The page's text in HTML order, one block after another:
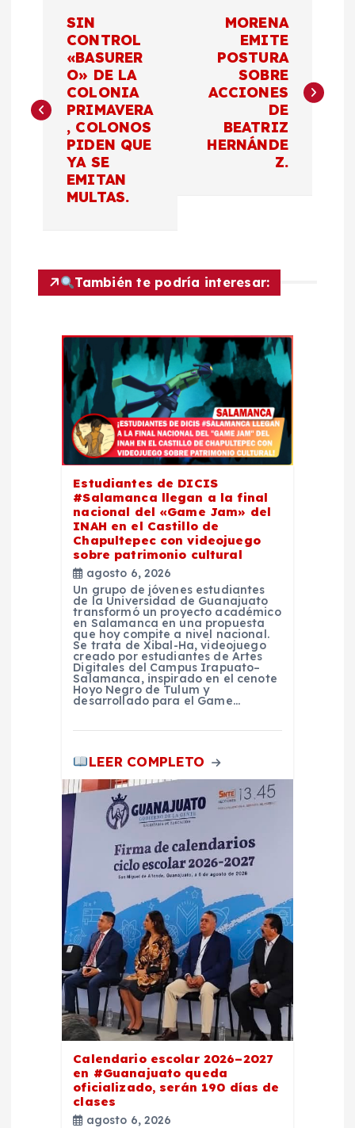
e
SIN
CONTROL
«BASURER
O» DE LA
COLONIA
PRIMAVERA
, COLONOS
PIDEN QUE
YA SE
EMITAN
MULTAS.
MORENA
EMITE
POSTURA
SOBRE
ACCIONES
DE
BEATRIZ
HERNÁNDE
Z.
También te podría interesar:
Estudiantes de DICIS
#Salamanca llegan a la final
nacional del «Game Jam» del
INAH en el Castillo de
Chapultepec con videojuego
sobre patrimonio cultural
agosto 6, 2026
Un grupo de jóvenes estudiantes
de la Universidad de Guanajuato
transformó un proyecto académico
en Salamanca en una propuesta
que hoy compite a nivel nacional.
Se trata de Xibal-Ha, videojuego
creado por estudiantes de Artes
Digitales del Campus Irapuato–
Salamanca, inspirado en el cenote
Hoyo Negro de Tulum y
desarrollado para el Game…
LEER COMPLETO
Calendario escolar 2026–2027
en #Guanajuato queda
oficializado, serán 190 días de
clases
agosto 6, 2026